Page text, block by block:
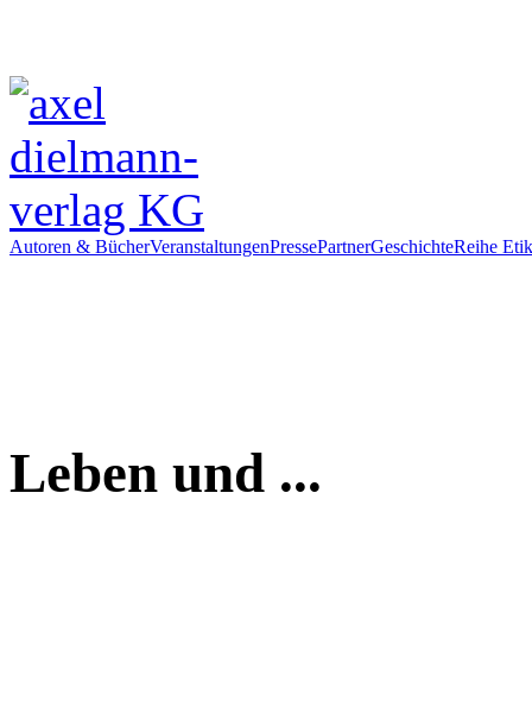
Autoren & BücherVeranstaltungenPressePartnerGeschichteReihe
Leben und ...